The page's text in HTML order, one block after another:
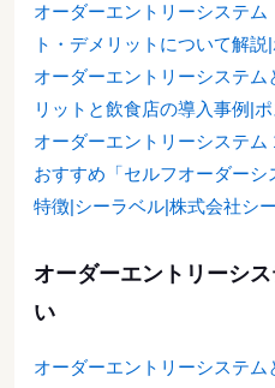
オーダーエントリーシステ
ト・デメリットについて解
オーダーエントリーシステ
リットと飲食店の導入事例|
オーダーエントリーシステム
おすすめ「セルフオーダー
特徴|シーラベル|株式会社シ
オーダーエントリーシ
い
オーダーエントリーシステ